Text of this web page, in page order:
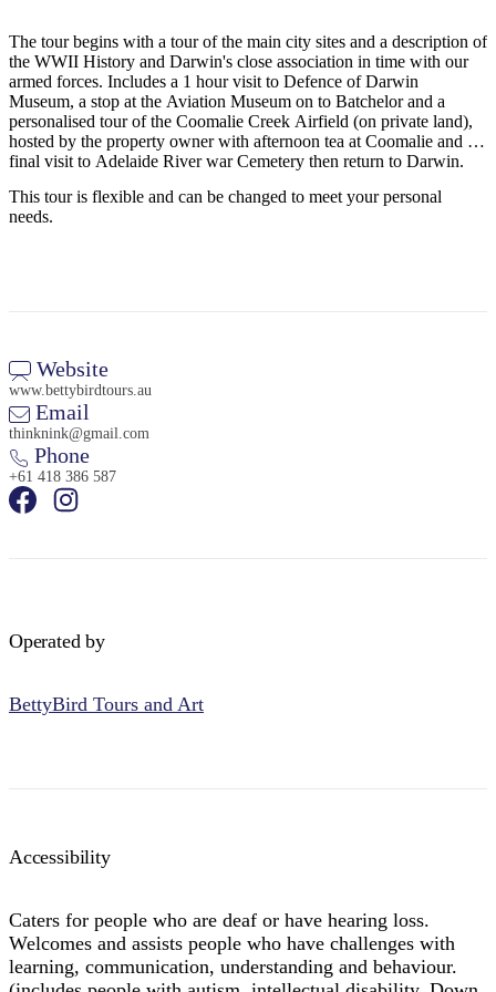
up
The tour begins with a tour of the main city sites and a description of
the WWII History and Darwin's close association in time with our
armed forces. Includes a 1 hour visit to Defence of Darwin
Museum, a stop at the Aviation Museum on to Batchelor and a
personalised tour of the Coomalie Creek Airfield (on private land),
hosted by the property owner with afternoon tea at Coomalie and a
final visit to Adelaide River war Cemetery then return to Darwin.
This tour is flexible and can be changed to meet your personal
needs.
Website
www.bettybirdtours.au
Email
thinknink@gmail.com
Phone
+61 418 386 587
Operated by
BettyBird Tours and Art
Accessibility
Caters for people who are deaf or have hearing loss.
Welcomes and assists people who have challenges with
learning, communication, understanding and behaviour.